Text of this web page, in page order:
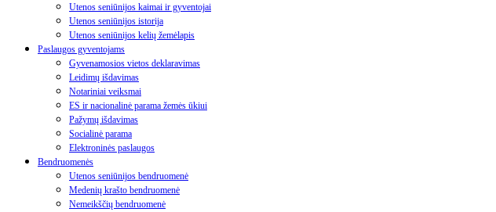
Utenos seniūnijos kaimai ir gyventojai
Utenos seniūnijos istorija
Utenos seniūnijos kelių žemėlapis
Paslaugos gyventojams
Gyvenamosios vietos deklaravimas
Leidimų išdavimas
Notariniai veiksmai
ES ir nacionalinė parama žemės ūkiui
Pažymų išdavimas
Socialinė parama
Elektroninės paslaugos
Bendruomenės
Utenos seniūnijos bendruomenė
Medenių krašto bendruomenė
Nemeikščių bendruomenė